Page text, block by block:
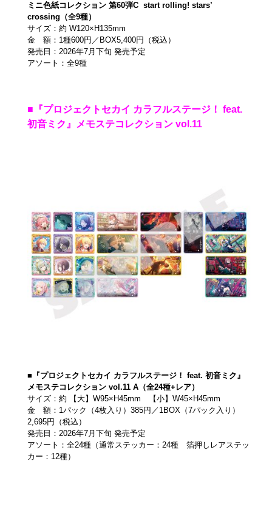
ミニ色紙コレクション 第60弾C start rolling! stars’
crossing（全9種）
サイズ：約 W120×H135mm
金 額：1種600円／BOX5,400円（税込）
発売日：2026年7月下旬 発売予定
アソート：全9種
■『プロジェクトセカイ カラフルステージ！ feat.
初音ミク』メモステコレクション vol.11
■『プロジェクトセカイ カラフルステージ！ feat. 初音ミク』
メモステコレクション vol.11 A（全24種+レア）
サイズ：約 【大】W95×H45mm 【小】W45×H45mm
金 額：1パック（4枚入り）385円／1BOX（7パック入り）
2,695円（税込）
発売日：2026年7月下旬 発売予定
アソート：全24種（通常ステッカー：24種 箔押しレアステッ
カー：12種）